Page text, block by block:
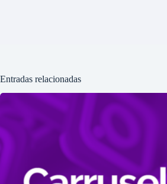
Entradas relacionadas